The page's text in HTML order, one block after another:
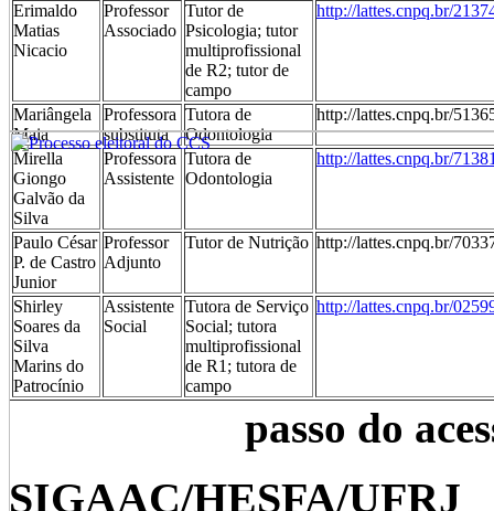
Erimaldo
Matias
Nicacio
Professor
Associado
Tutor de
Psicologia; tutor
multiprofissional
de R2; tutor de
campo
http://lattes.cnpq.br/
Mariângela
Maia
Professora
substituta
Tutora de
Odontologia
http://lattes.cnpq.br/
Mirella
Giongo
Galvão da
Silva
Professora
Assistente
Tutora de
Odontologia
http://lattes.cnpq.br/
Paulo César
P. de Castro
Junior
Professor
Adjunto
Tutor de Nutrição http://lattes.cnpq.br/
Shirley
Soares da
Silva
Marins do
Patrocínio
Assistente
Social
Tutora de Serviço
Social; tutora
multiprofissional
de R1; tutora de
campo
http://lattes.cnpq.br/
passo do
SIGAAC/HESFA/UFRJ